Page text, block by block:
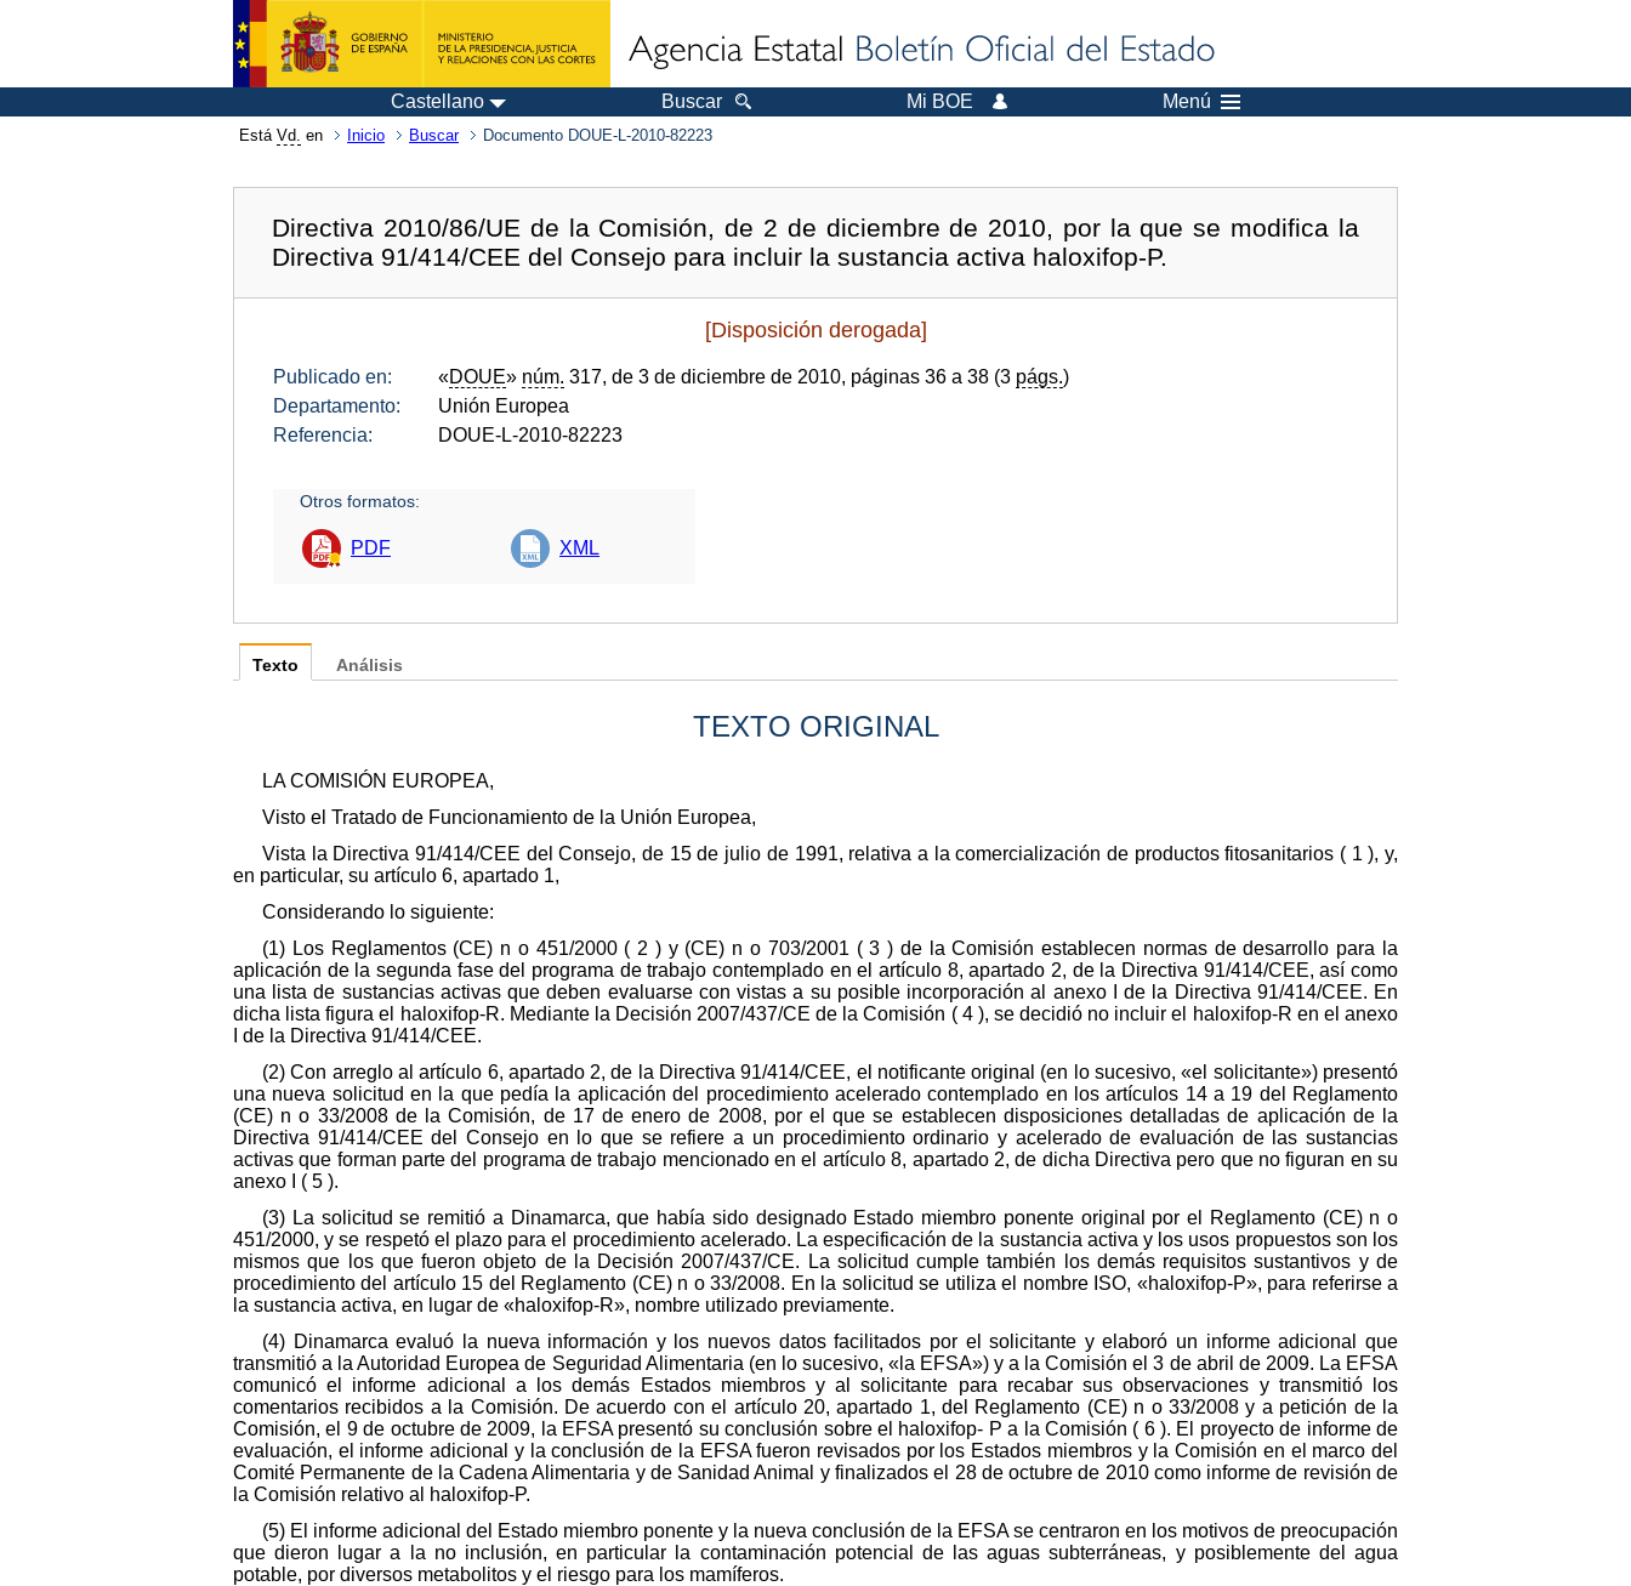
Castellano Buscar Mi BOE Menú
Está Vd. en Inicio Buscar Documento DOUE-L-2010-82223
Directiva 2010/86/UE de la Comisión, de 2 de diciembre de 2010, por la que se modifica la
Directiva 91/414/CEE del Consejo para incluir la sustancia activa haloxifop-P.
[Disposición derogada]
Publicado en: «DOUE» núm. 317, de 3 de diciembre de 2010, páginas 36 a 38 (3 págs.)
Departamento:
Unión Europea
Referencia:
DOUE-L-2010-82223
Otros formatos:
PDF XML
Texto
TEXTO ORIGINAL
LA COMISIÓN EUROPEA,
Visto el Tratado de Funcionamiento de la Unión Europea,
Vista la Directiva 91/414/CEE del Consejo, de 15 de julio de 1991, relativa a la comercialización de productos fitosanitarios ( 1 ), y,
en particular, su artículo 6, apartado 1,
Considerando lo siguiente:
(1) Los Reglamentos (CE) n o 451/2000 ( 2 ) y (CE) n o 703/2001 ( 3 ) de la Comisión establecen normas de desarrollo para la
aplicación de la segunda fase del programa de trabajo contemplado en el artículo 8, apartado 2, de la Directiva 91/414/CEE, así como
una lista de sustancias activas que deben evaluarse con vistas a su posible incorporación al anexo I de la Directiva 91/414/CEE. En
dicha lista figura el haloxifop-R. Mediante la Decisión 2007/437/CE de la Comisión ( 4 ), se decidió no incluir el haloxifop-R en el anexo
I de la Directiva 91/414/CEE.
(2) Con arreglo al artículo 6, apartado 2, de la Directiva 91/414/CEE, el notificante original (en lo sucesivo, «el solicitante») presentó
una nueva solicitud en la que pedía la aplicación del procedimiento acelerado contemplado en los artículos 14 a 19 del Reglamento
(CE) n o 33/2008 de la Comisión, de 17 de enero de 2008, por el que se establecen disposiciones detalladas de aplicación de la
Directiva 91/414/CEE del Consejo en lo que se refiere a un procedimiento ordinario y acelerado de evaluación de las sustancias
activas que forman parte del programa de trabajo mencionado en el artículo 8, apartado 2, de dicha Directiva pero que no figuran en su
anexo I ( 5 ).
(3) La solicitud se remitió a Dinamarca, que había sido designado Estado miembro ponente original por el Reglamento (CE) n o
451/2000, y se respetó el plazo para el procedimiento acelerado. La especificación de la sustancia activa y los usos propuestos son los
mismos que los que fueron objeto de la Decisión 2007/437/CE. La solicitud cumple también los demás requisitos sustantivos y de
procedimiento del artículo 15 del Reglamento (CE) n o 33/2008. En la solicitud se utiliza el nombre ISO, «haloxifop-P», para referirse a
la sustancia activa, en lugar de «haloxifop-R», nombre utilizado previamente.
(4) Dinamarca evaluó la nueva información y los nuevos datos facilitados por el solicitante y elaboró un informe adicional que
transmitió a la Autoridad Europea de Seguridad Alimentaria (en lo sucesivo, «la EFSA») y a la Comisión el 3 de abril de 2009. La EFSA
comunicó el informe adicional a los demás Estados miembros y al solicitante para recabar sus observaciones y transmitió los
comentarios recibidos a la Comisión. De acuerdo con el artículo 20, apartado 1, del Reglamento (CE) n o 33/2008 y a petición de la
Comisión, el 9 de octubre de 2009, la EFSA presentó su conclusión sobre el haloxifop- P a la Comisión ( 6 ). El proyecto de informe de
evaluación, el informe adicional y la conclusión de la EFSA fueron revisados por los Estados miembros y la Comisión en el marco del
Comité Permanente de la Cadena Alimentaria y de Sanidad Animal y finalizados el 28 de octubre de 2010 como informe de revisión de
la Comisión relativo al haloxifop-P.
(5) El informe adicional del Estado miembro ponente y la nueva conclusión de la EFSA se centraron en los motivos de preocupación
que dieron lugar a la no inclusión, en particular la contaminación potencial de las aguas subterráneas, y posiblemente del agua
potable, por diversos metabolitos y el riesgo para los mamíferos.
Análisis